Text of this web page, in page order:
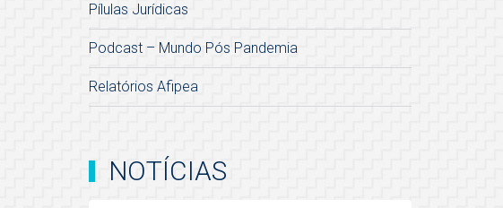
Pílulas Jurídicas
Podcast – Mundo Pós Pandemia
Relatórios Afipea
NOTÍCIAS